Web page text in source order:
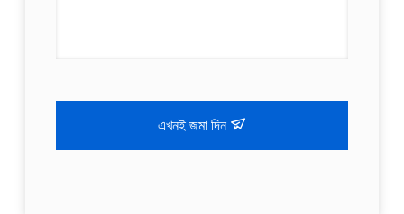
এখনই জমা দিন